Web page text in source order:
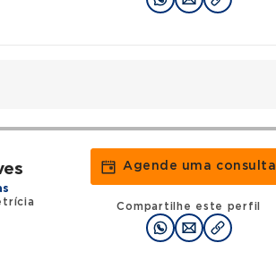
Agende uma consulta
Compartilhe este perfil